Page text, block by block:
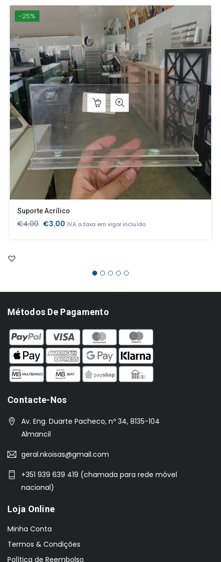
-25%
Suporte Acrílico
€4.00 O
€3.00 O
IVA a taxa em vigor incluído
Métodos De Pagamento
Contacte-Nos
Av. Eng. Duarte Pacheco, nº 34, 8135-104
Almancil
geral.nkoisas@gmail.com
+351 939 639 419 (chamada para rede móvel
nacional)
Loja Online
Minha Conta
Termos & Condições
Política de Reembolso